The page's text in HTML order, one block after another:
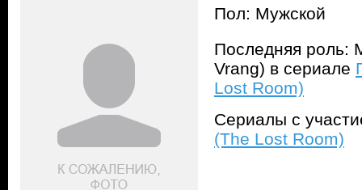
Пол: Мужской
Последняя роль:
Vrang) в сериале
Lost Room)
Сериалы с
(The Lost Room)